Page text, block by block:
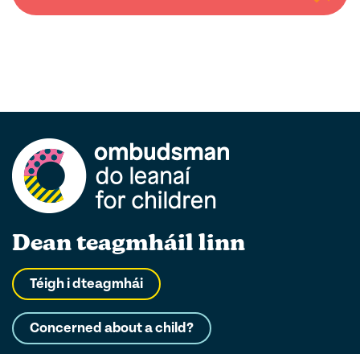
Dean teagmháil linn
Téigh i dteagmhái
Concerned about a child?